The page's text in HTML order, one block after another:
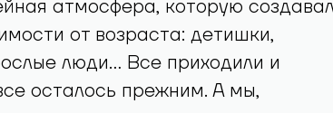
атмосфера, которую
от возраста: детишки,
люди… Все приходили и
осталось прежним. А мы,